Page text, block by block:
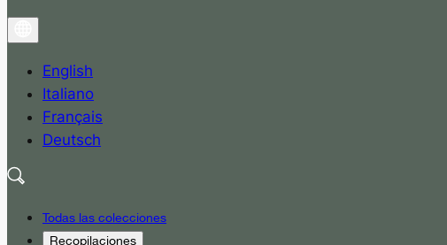
English
Italiano
Français
Deutsch
Todas las colecciones
Recopilaciones